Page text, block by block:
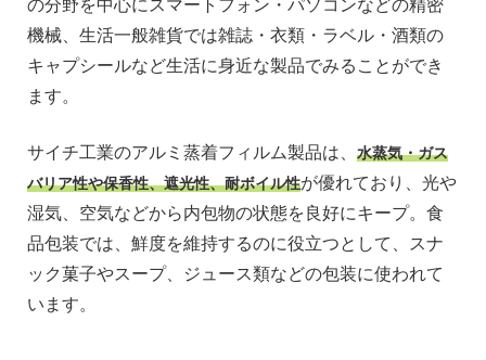
の分野を中心にスマートフォン・パソコンなどの精密
機械、生活一般雑貨では雑誌・衣類・ラベル・酒類の
キャプシールなど生活に身近な製品でみることができ
ます。
サイチ工業のアルミ蒸着フィルム製品は、 水蒸気・ガス
バリア性や保香性、遮光性、耐ボイル性が優れており、光や
湿気、空気などから内包物の状態を良好にキープ。食
品包装では、鮮度を維持するのに役立つとして、スナ
ック菓子やスープ、ジュース類などの包装に使われて
います。